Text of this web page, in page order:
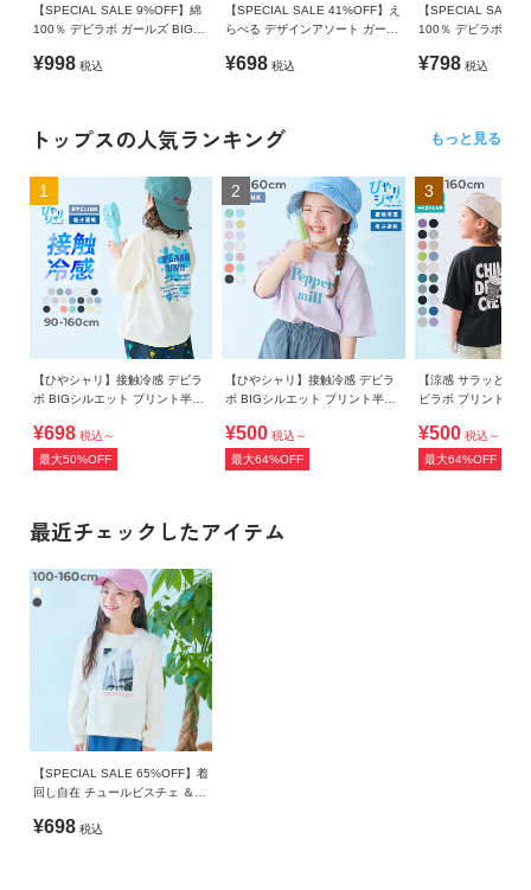
【SPECIAL SALE 9%OFF】綿
100％ デビラボ ガールズ BIGシ
シャツ
¥998 税込
【SPECIAL SALE 41%OFF】え
らべる デザインアソート ガール
¥698 税込
【SPECIAL SALE
100％ デビラボ ガ
¥798 税込
トップスの人気ランキング もっと見る
1
【ひやシャリ】接触冷感 デビラ
ボ BIGシルエット プリント半袖
¥698 税込～
最大50%OFF
2
【ひやシャリ】接触冷感 デビラ
ボ BIGシルエット プリント半袖
¥500 税込～
最大64%OFF
3
【涼感 サラッとメ
ビラボ プリント 半
¥500 税込～
最大64%OFF
最近チェックしたアイテム
【SPECIAL SALE 65%OFF】着
回し自在 チュールビスチェ ＆
¥698 税込